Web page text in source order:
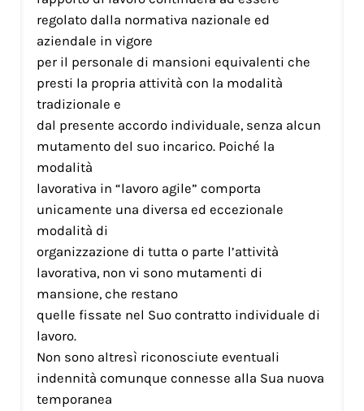
regolato dalla normativa nazionale ed
aziendale in vigore
per il personale di mansioni equivalenti che
presti la propria attività con la modalità
tradizionale e
dal presente accordo individuale, senza alcun
mutamento del suo incarico. Poiché la
modalità
lavorativa in “lavoro agile” comporta
unicamente una diversa ed eccezionale
modalità di
organizzazione di tutta o parte l’attività
lavorativa, non vi sono mutamenti di
mansione, che restano
quelle fissate nel Suo contratto individuale di
lavoro.
Non sono altresì riconosciute eventuali
indennità comunque connesse alla Sua nuova
temporanea